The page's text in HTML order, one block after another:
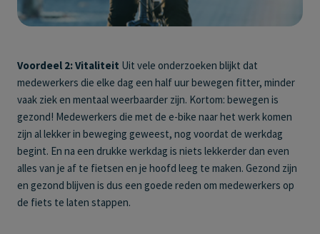
Voordeel 2: Vitaliteit Uit vele onderzoeken blijkt dat
medewerkers die elke dag een half uur bewegen fitter, minder
vaak ziek en mentaal weerbaarder zijn. Kortom: bewegen is
gezond! Medewerkers die met de e-bike naar het werk komen
zijn al lekker in beweging geweest, nog voordat de werkdag
begint. En na een drukke werkdag is niets lekkerder dan even
alles van je af te fietsen en je hoofd leeg te maken. Gezond zijn
en gezond blijven is dus een goede reden om medewerkers op
de fiets te laten stappen.